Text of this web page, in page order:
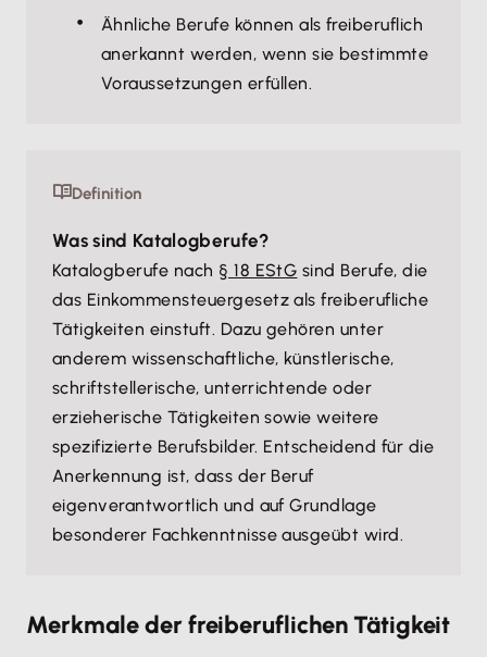
Ähnliche Berufe können als freiberuflich
anerkannt werden, wenn sie bestimmte
Voraussetzungen erfüllen.
Definition
Was sind Katalogberufe?
Katalogberufe nach § 18 EStG sind Berufe, die
das Einkommensteuergesetz als freiberufliche
Tätigkeiten einstuft. Dazu gehören unter
anderem wissenschaftliche, künstlerische,
schriftstellerische, unterrichtende oder
erzieherische Tätigkeiten sowie weitere
spezifizierte Berufsbilder. Entscheidend für die
Anerkennung ist, dass der Beruf
eigenverantwortlich und auf Grundlage
besonderer Fachkenntnisse ausgeübt wird.
Merkmale der freiberuflichen Tätigkeit